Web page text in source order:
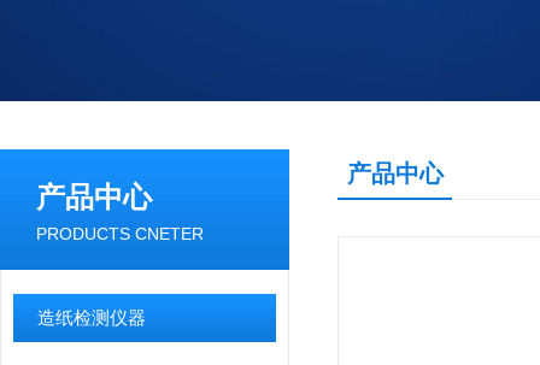
产品中心
PRODUCTS CNETER
造纸检测仪器
产品中心